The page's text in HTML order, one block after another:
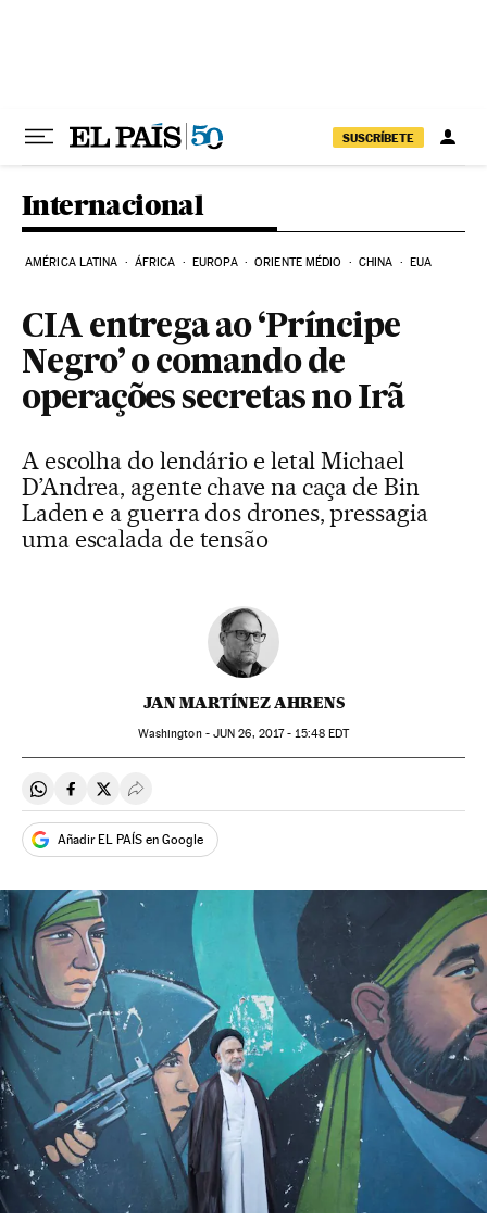
SUSCRÍBETE
Internacional
AMÉRICA LATINA ÁFRICA EUROPA ORIENTE MÉDIO CHINA EUA
CIA entrega ao ‘Príncipe
Negro’ o comando de
operações secretas no Irã
A escolha do lendário e letal Michael
D’Andrea, agente chave na caça de Bin
Laden e a guerra dos drones, pressagia
uma escalada de tensão
JAN MARTÍNEZ AHRENS
Washington - JUN 26, 2017 - 15:48EDT
Compartir en Whatsapp
Compartir en Facebook
Compartir en Twitter
Desplegar Redes Sociales
Añadir EL PAÍS en Google